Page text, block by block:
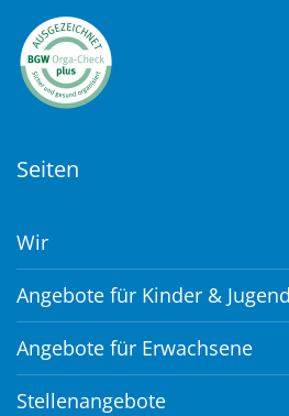
Seiten
Wir
Angebote für Kinder &
Angebote für Erwachsene
Stellenangebote